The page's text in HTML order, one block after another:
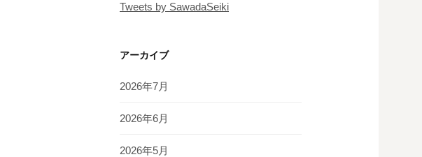
Tweets by SawadaSeiki
アーカイブ
2026年7月
2026年6月
2026年5月